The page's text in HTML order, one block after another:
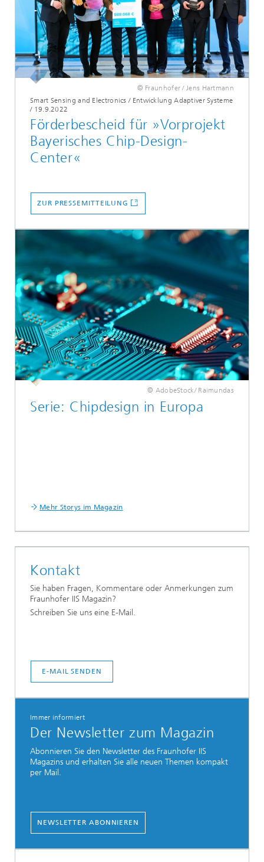
© Fraunhofer / Jens Hartmann
Smart Sensing and Electronics / Entwicklung Adaptiver Systeme
/ 19.9.2022
Förderbescheid für »Vorprojekt
Bayerisches Chip-Design-
Center«
ZUR PRESSEMITTEILUNG
© AdobeStock/ Raimundas
Serie: Chipdesign in Europa
Mehr Storys im Magazin
Kontakt
Sie haben Fragen, Kommentare oder Anmerkungen zum
Fraunhofer IIS Magazin?
Schreiben Sie uns eine E-Mail.
E-MAIL SENDEN
Immer informiert
Der Newsletter zum Magazin
Abonnieren Sie den Newsletter des Fraunhofer IIS
Magazins und erhalten Sie alle neuen Themen kompakt
per Mail.
NEWSLETTER ABONNIEREN